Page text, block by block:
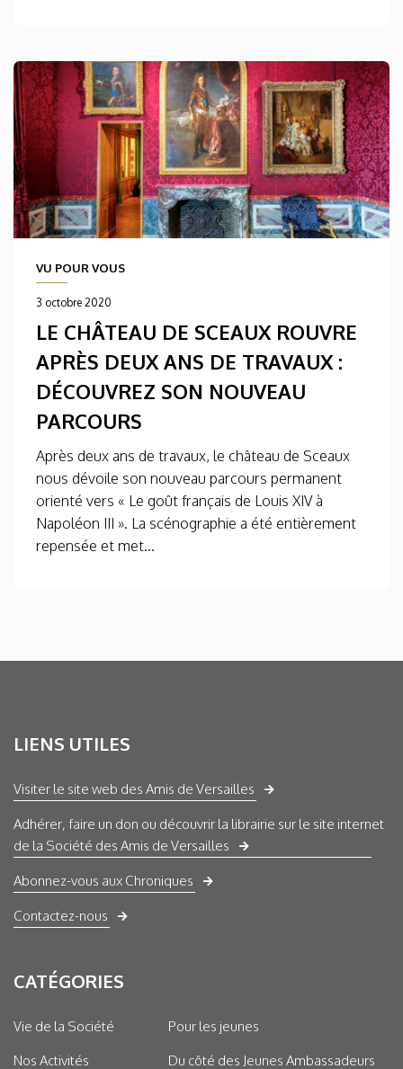
VU POUR VOUS
3 octobre 2020
LE CHÂTEAU DE SCEAUX ROUVRE
APRÈS DEUX ANS DE TRAVAUX :
DÉCOUVREZ SON NOUVEAU
PARCOURS
Après deux ans de travaux, le château de Sceaux
nous dévoile son nouveau parcours permanent
orienté vers « Le goût français de Louis XIV à
Napoléon III ». La scénographie a été entièrement
repensée et met...
LIENS UTILES
Visiter le site web des Amis de Versailles
Adhérer, faire un don ou découvrir la librairie sur le site internet
de la Société des Amis de Versailles
Abonnez-vous aux Chroniques
Contactez-nous
CATÉGORIES
Vie de la Société
Nos Activités
Pour les jeunes
Du côté des Jeunes Ambassadeurs